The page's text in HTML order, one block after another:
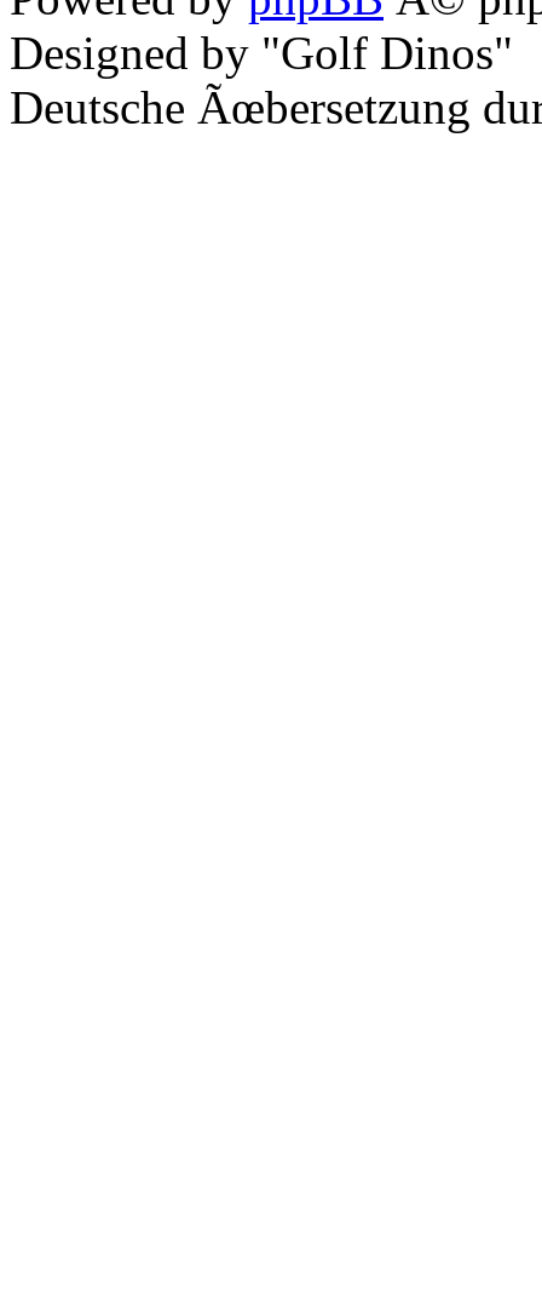
Designed by "Golf Dinos"
Deutsche Ãœbersetzung